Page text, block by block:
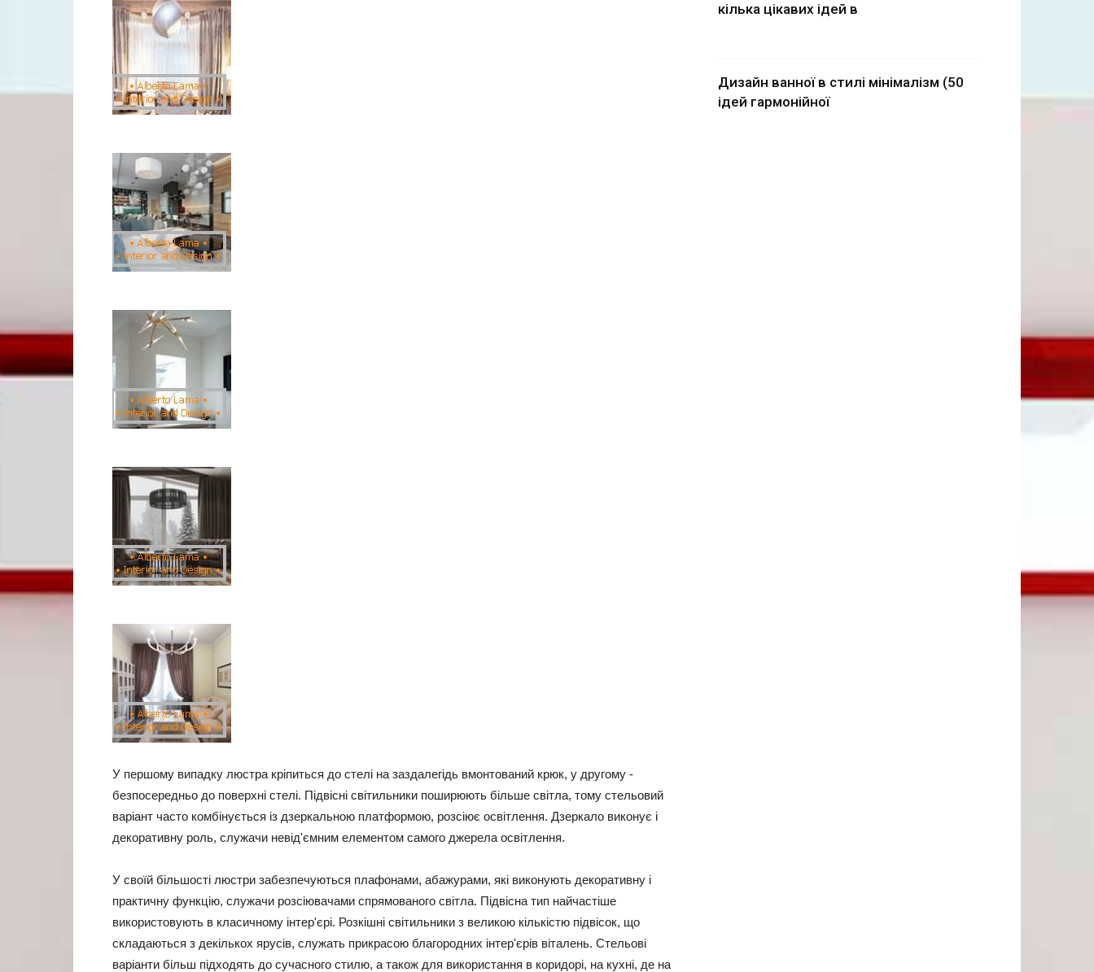
У першому випадку люстра кріпиться до стелі на заздалегідь вмонтований крюк, у другому -
безпосередньо до поверхні стелі. Підвісні світильники поширюють більше світла, тому стельовий
варіант часто комбінується із дзеркальною платформою, розсіює освітлення. Дзеркало виконує і
декоративну роль, служачи невід'ємним елементом самого джерела освітлення.
У своїй більшості люстри забезпечуються плафонами, абажурами, які виконують декоративну і
практичну функцію, служачи розсіювачами спрямованого світла. Підвісна тип найчастіше
використовують в класичному інтер'єрі. Розкішні світильники з великою кількістю підвісок, що
складаються з декількох ярусів, служать прикрасою благородних інтер'єрів віталень. Стельові
варіанти більш підходять до сучасного стилю, а також для використання в коридорі, на кухні, де на
кілька цікавих ідей в
Дизайн ванної в стилі мінімалізм (50
ідей гармонійної